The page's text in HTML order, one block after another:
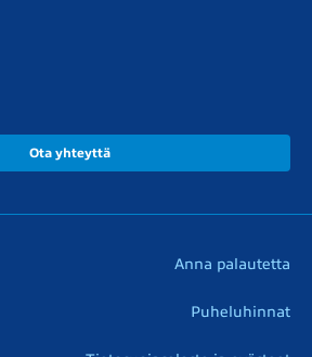
Ota yhteyttä
Anna palautetta
Puheluhinnat